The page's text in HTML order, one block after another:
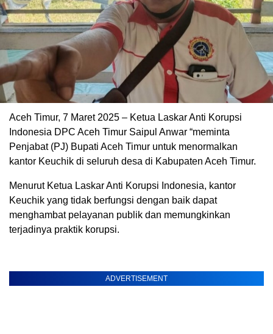
Aceh Timur, 7 Maret 2025 – Ketua Laskar Anti Korupsi
Indonesia DPC Aceh Timur Saipul Anwar “meminta
Penjabat (PJ) Bupati Aceh Timur untuk menormalkan
kantor Keuchik di seluruh desa di Kabupaten Aceh Timur.
Menurut Ketua Laskar Anti Korupsi Indonesia, kantor
Keuchik yang tidak berfungsi dengan baik dapat
menghambat pelayanan publik dan memungkinkan
terjadinya praktik korupsi.
ADVERTISEMENT